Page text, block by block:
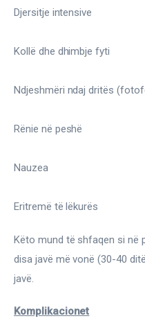
Djersitje intensive
Kollë dhe dhimbje fyti
Ndjeshmëri ndaj dritës
Rënie në peshë
Nauzea
Eritremë të lëkurës
Këto mund të shfaqen si në
disa javë më vonë (30-40
javë.
Komplikacionet